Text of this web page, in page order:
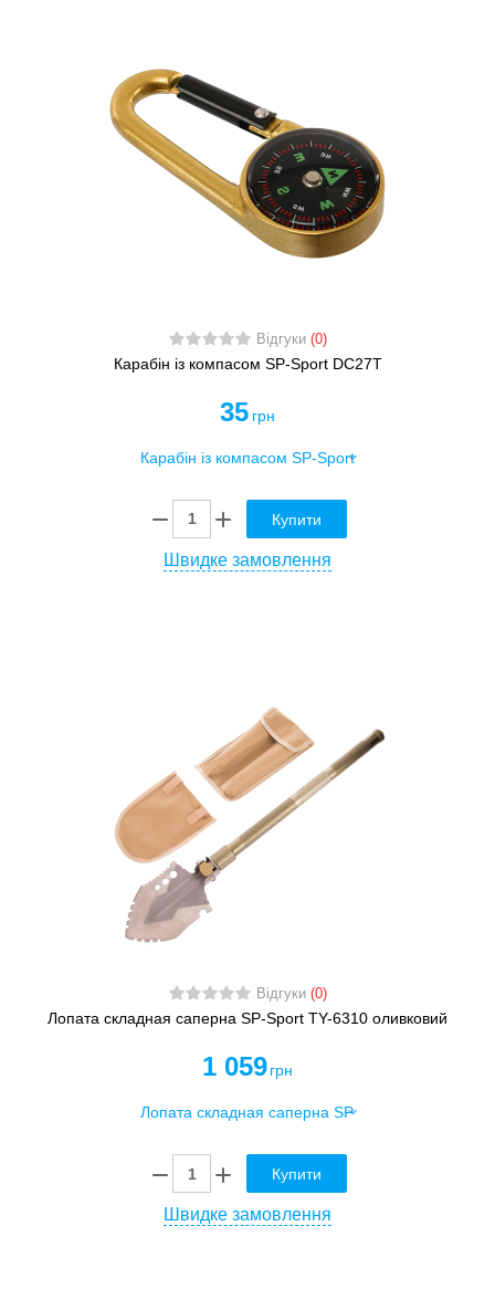
Відгуки (0)
Карабін із компасом SP-Sport DC27T
35 грн
Купити
Швидке замовлення
Відгуки (0)
Лопата складная саперна SP-Sport TY-6310 оливковий
1 059 грн
Купити
Швидке замовлення